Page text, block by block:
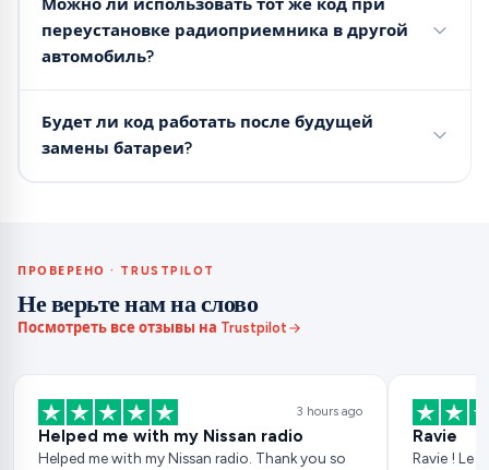
Можно ли использовать тот же код при
переустановке радиоприемника в другой
автомобиль?
Будет ли код работать после будущей
замены батареи?
ПРОВЕРЕНО · TRUSTPILOT
Не верьте нам на слово
Посмотреть все отзывы на Trustpilot
3 hours ago
Helped me with my Nissan radio
Helped me with my Nissan radio. Thank you so
Ravie
Ravie ! Le